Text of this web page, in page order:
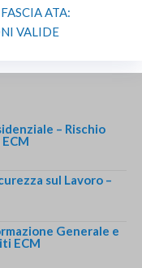
ATA:
VALIDE
– Rischio
sul Lavoro –
Generale e
ECM